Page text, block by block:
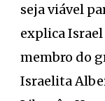
seja viável
explica
membro do
Israelita